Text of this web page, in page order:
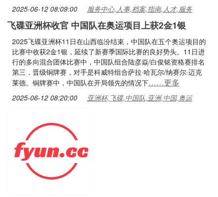
2025-06-12 08:09:00 服务中心,人事,档案,指南,人才,服务
飞碟亚洲杯收官 中国队在奥运项目上获2金1银
2025飞碟亚洲杯11日在山西临汾结束，中国队在五个奥运项目的
比赛中收获2金1银，延续了新赛季国际比赛的良好势头。11日进
行的多向混合团体比赛中，中国队组合陆彦焱/白俊铭资格赛排名
第三，晋级铜牌赛，对手是科威特组合萨拉·哈瓦尔/纳赛尔·迈克
莱德。铜牌赛中，中国队在开局领先的情况下……更多
2025-06-12 08:20:00 亚洲杯,飞碟,中国队,亚洲,中国,奥运